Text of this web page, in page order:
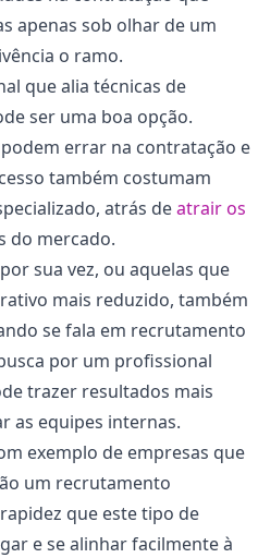
apenas sob olhar de um
o ramo.
que alia técnicas de
ser uma boa opção.
errar na contratação e
também costumam
atrás deatrair os
do mercado.
sua vez, ou aquelas que
mais reduzido, também
se fala em recrutamento
por um profissional
trazer resultados mais
as equipes internas.
exemplo de empresas que
um recrutamento
que este tipo de
e se alinhar facilmente à